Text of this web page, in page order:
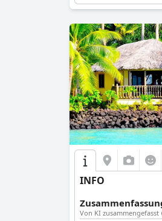
INFO
Von KI zusammengefasst